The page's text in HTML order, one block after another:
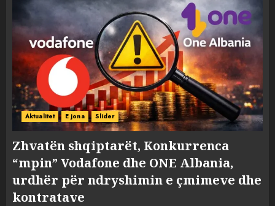
Aktualitet E jona Slider
Zhvatën shqiptarët, Konkurrenca
“mpin” Vodafone dhe ONE Albania,
urdhër për ndryshimin e çmimeve dhe
kontratave